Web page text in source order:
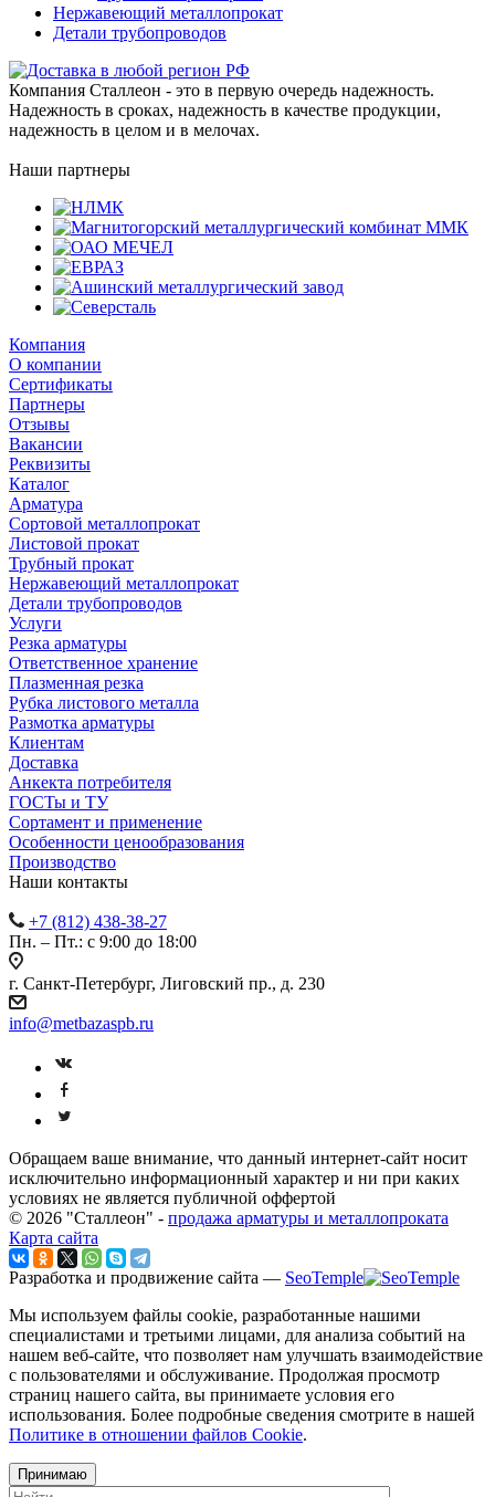
Нержавеющий металлопрокат
Детали трубопроводов
Компания Сталлеон - это в первую очередь надежность.
Надежность в сроках, надежность в качестве продукции,
надежность в целом и в мелочах.
Наши партнеры
Компания
О компании
Сертификаты
Партнеры
Отзывы
Вакансии
Реквизиты
Каталог
Арматура
Сортовой металлопрокат
Листовой прокат
Трубный прокат
Нержавеющий металлопрокат
Детали трубопроводов
Услуги
Резка арматуры
Ответственное хранение
Плазменная резка
Рубка листового металла
Размотка арматуры
Клиентам
Доставка
Анкекта потребителя
ГОСТы и ТУ
Сортамент и применение
Особенности ценообразования
Производство
Наши контакты
+7 (812) 438-38-27
Пн. – Пт.: с 9:00 до 18:00
г. Санкт-Петербург, Лиговский пр., д. 230
info@metbazaspb.ru
Обращаем ваше внимание, что данный интернет-сайт носит
исключительно информационный характер и ни при каких
условиях не является публичной оффертой
© 2026 "Сталлеон" - продажа арматуры и металлопроката
Карта сайта
Разработка и продвижение сайта — SeoTemple
Мы используем файлы cookie, разработанные нашими
специалистами и третьими лицами, для анализа событий на
нашем веб-сайте, что позволяет нам улучшать взаимодействие
с пользователями и обслуживание. Продолжая просмотр
страниц нашего сайта, вы принимаете условия его
использования. Более подробные сведения смотрите в нашей
Политике в отношении файлов Cookie.
Принимаю